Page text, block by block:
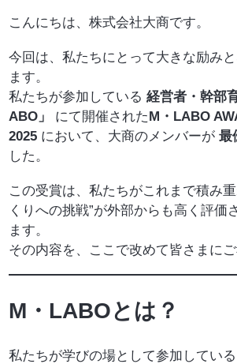
こんにちは、株式会社大商です。
今回は、私たちにとって大きな励み
ます。
私たちが参加している経営者・幹部
ABO」
にて開催されたM・LABO
2025 において、大商のメンバーが最
した。
この受賞は、私たちがこれまで積み
くりへの挑戦”が外部からも高く評価
ます。
その内容を、ここで改めて皆さまにご
M・LABOとは？
私たちが学びの場として参加している